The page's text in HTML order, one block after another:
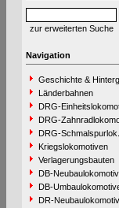
zur erweiterten Suche
Navigation
Geschichte &
Länderbahnen
DRG-
DRG-
DRG-Schmalspurlok.
Kriegslokomotiven
Verlagerungsbauten
DB-
DB-
DR-